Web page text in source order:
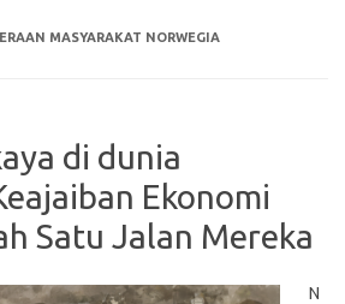
MASYARAKAT NORWEGIA
di dunia
Ekonomi
Satu Jalan Mereka
N